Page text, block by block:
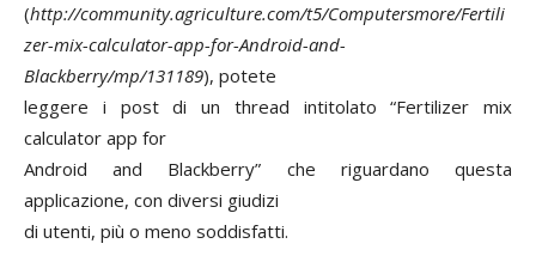
(http://community.agriculture.com/t5/Computersmore/Fertili
zer-mix-calculator-app-for-Android-and-
Blackberry/mp/131189), potete
leggere i post di un thread intitolato “Fertilizer mix
calculator app for
Android and Blackberry” che riguardano questa
applicazione, con diversi giudizi
di utenti, più o meno soddisfatti.